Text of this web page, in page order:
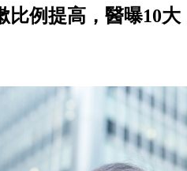
比例提高，醫曝10大